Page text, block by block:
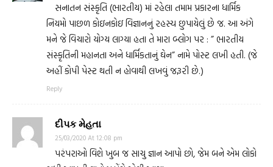
સનાતન સંસ્કૃતિ (ભારતીય) માં રહેલા તમામ પ્રકારના ધાર્મિક
નિયમો પાછળ કોઇનકોઇ વિજ્ઞાનનું રહસ્ય છુપાયેલું છે જ. આ અંગે
મને જે વિચારો યોગ્ય લાગ્યા હતા તે મારા બ્લોગ પર : ” ભારતીય
સંસ્કૃતિની મહાનતા અને ધાર્મિકતાનું ઘેન” નામે પોસ્ટ લખી હતી. (જે
અહીં કોપી પેસ્ટ થતી ન હોવાથી લખવું જરૂરી છે.)
Reply
દીપક મેહતા
25/03/2020 At 12:08 pm
પરંપરાઓ વિશે ખુબ જ સાચુ જ્ઞાન આપો છો, જેમ બને એમ લોકો